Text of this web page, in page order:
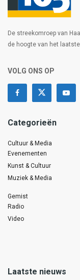
De streekomroep van
de hoogte van het
VOLG ONS OP
Categorieën
Cultuur & Media
Evenementen
Kunst & Cultuur
Muziek & Media
Gemist
Radio
Video
Laatste nieuws